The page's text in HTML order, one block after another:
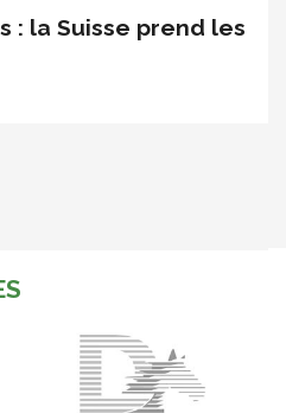
: la Suisse prend les